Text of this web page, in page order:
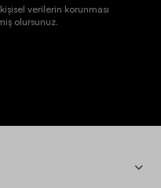
verilerin korunması
olursunuz.